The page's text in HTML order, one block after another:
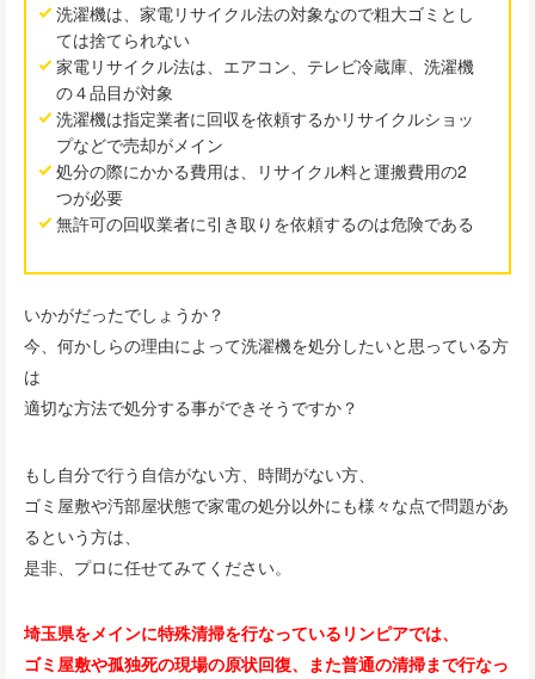
洗濯機は、家電リサイクル法の対象なので粗大ゴミとし
ては捨てられない
家電リサイクル法は、エアコン、テレビ冷蔵庫、洗濯機
の４品目が対象
洗濯機は指定業者に回収を依頼するかリサイクルショッ
プなどで売却がメイン
処分の際にかかる費用は、リサイクル料と運搬費用の2
つが必要
無許可の回収業者に引き取りを依頼するのは危険である
いかがだったでしょうか？
今、何かしらの理由によって洗濯機を処分したいと思っている方
は
適切な方法で処分する事ができそうですか？
もし自分で行う自信がない方、時間がない方、
ゴミ屋敷や汚部屋状態で家電の処分以外にも様々な点で問題があ
るという方は、
是非、プロに任せてみてください。
埼玉県をメインに特殊清掃を行なっているリンピアでは、
ゴミ屋敷や孤独死の現場の原状回復、また普通の清掃まで行なっ